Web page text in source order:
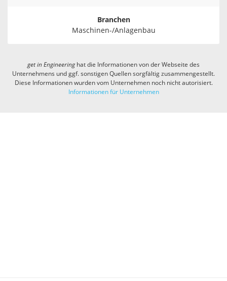
Branchen
Maschinen-/Anlagenbau
get in Engineeringhat die Informationen von der Webseite des
Unternehmens und ggf. sonstigen Quellen sorgfältig zusammengestellt.
Diese Informationen wurden vom Unternehmen noch nicht autorisiert.
Informationen für Unternehmen